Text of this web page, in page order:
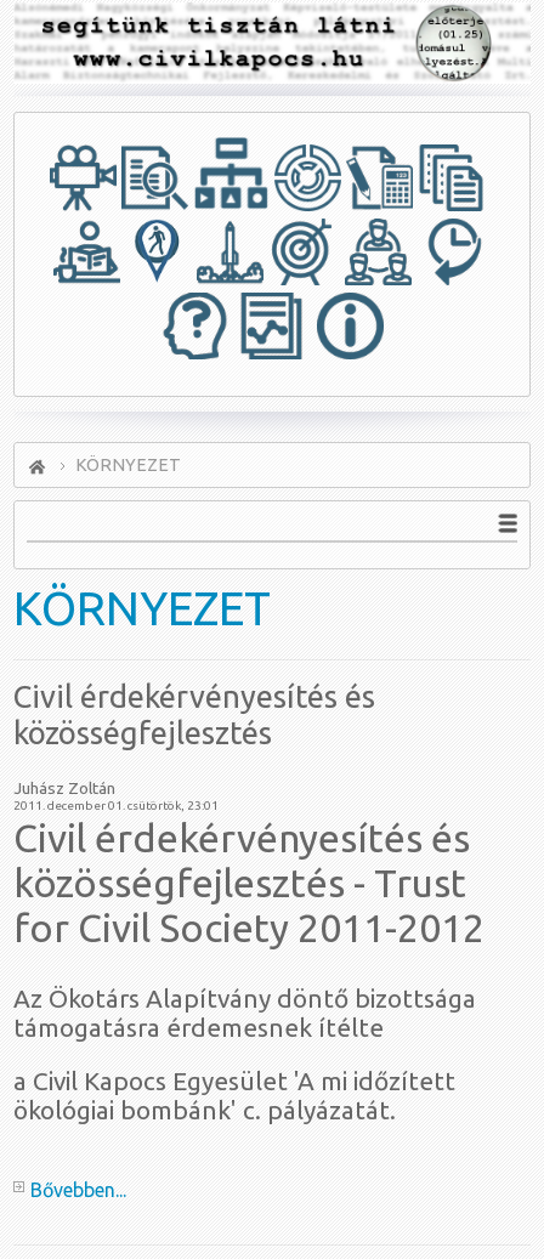
KÖRNYEZET
KÖRNYEZET
Civil érdekérvényesítés és
közösségfejlesztés
Juhász Zoltán
2011. december 01. csütörtök, 23:01
Civil érdekérvényesítés és
közösségfejlesztés - Trust
for Civil Society 2011-2012
Az Ökotárs Alapítvány döntő bizottsága
támogatásra érdemesnek ítélte
a Civil Kapocs Egyesület 'A mi időzített
ökológiai bombánk' c. pályázatát.
Bővebben...